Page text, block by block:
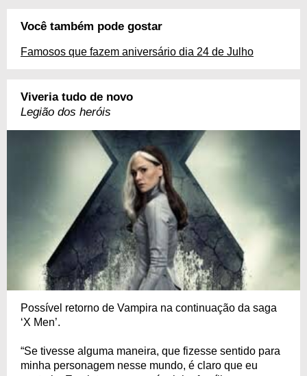
Você também pode gostar
Famosos que fazem aniversário dia 24 de Julho
Viveria tudo de novo
Legião dos heróis
Possível retorno de Vampira na continuação da saga
‘X Men’.
“Se tivesse alguma maneira, que fizesse sentido para
minha personagem nesse mundo, é claro que eu